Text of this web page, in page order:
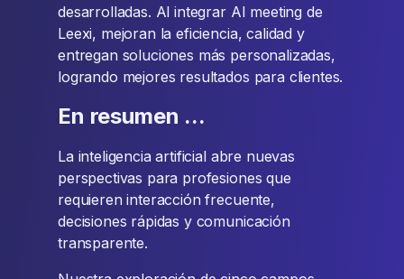
desarrolladas. Al integrar AI meeting de
Leexi, mejoran la eficiencia, calidad y
entregan soluciones más personalizadas,
logrando mejores resultados para clientes.
En resumen ...
La inteligencia artificial abre nuevas
perspectivas para profesiones que
requieren interacción frecuente,
decisiones rápidas y comunicación
transparente.